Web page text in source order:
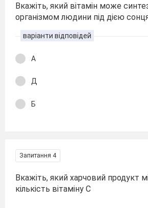
Вкажіть, який вітамін може
організмом людини під дією
варіанти відповідей
А
Д
Б
Запитання 4
Вкажіть, який харчовий продукт
кількість вітаміну С